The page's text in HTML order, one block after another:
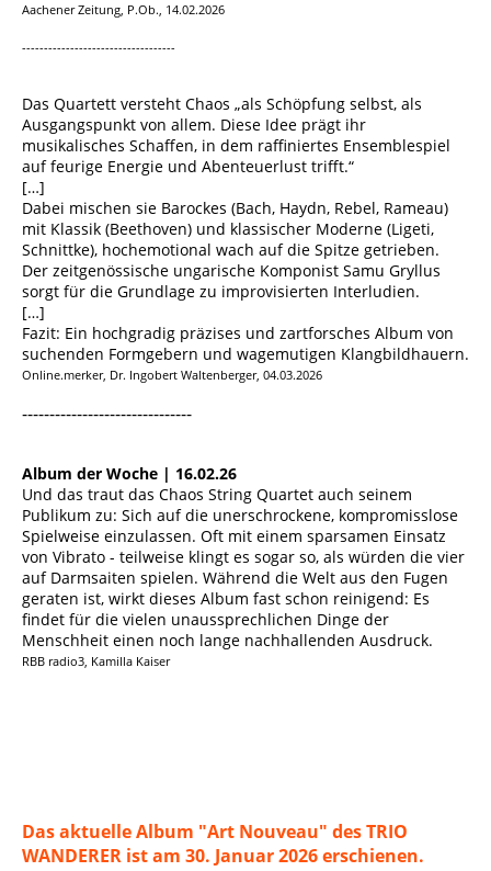
Aachener Zeitung, P.Ob., 14.02.2026
-----------------------------------
Das Quartett versteht Chaos „als Schöpfung selbst, als
Ausgangspunkt von allem. Diese Idee prägt ihr
musikalisches Schaffen, in dem raffiniertes Ensemblespiel
auf feurige Energie und Abenteuerlust trifft.“
[…]
Dabei mischen sie Barockes (Bach, Haydn, Rebel, Rameau)
mit Klassik (Beethoven) und klassischer Moderne (Ligeti,
Schnittke), hochemotional wach auf die Spitze getrieben.
Der zeitgenössische ungarische Komponist Samu Gryllus
sorgt für die Grundlage zu improvisierten Interludien.
[…]
Fazit: Ein hochgradig präzises und zartforsches Album von
suchenden Formgebern und wagemutigen Klangbildhauern.
Online.merker, Dr. Ingobert Waltenberger, 04.03.2026
-------------------------------
Album der Woche | 16.02.26
Und das traut das Chaos String Quartet auch seinem
Publikum zu: Sich auf die unerschrockene, kompromisslose
Spielweise einzulassen. Oft mit einem sparsamen Einsatz
von Vibrato - teilweise klingt es sogar so, als würden die vier
auf Darmsaiten spielen. Während die Welt aus den Fugen
geraten ist, wirkt dieses Album fast schon reinigend: Es
findet für die vielen unaussprechlichen Dinge der
Menschheit einen noch lange nachhallenden Ausdruck.
RBB radio3, Kamilla Kaiser
Das aktuelle Album "Art Nouveau" des TRIO
WANDERER ist am 30. Januar 2026 erschienen.